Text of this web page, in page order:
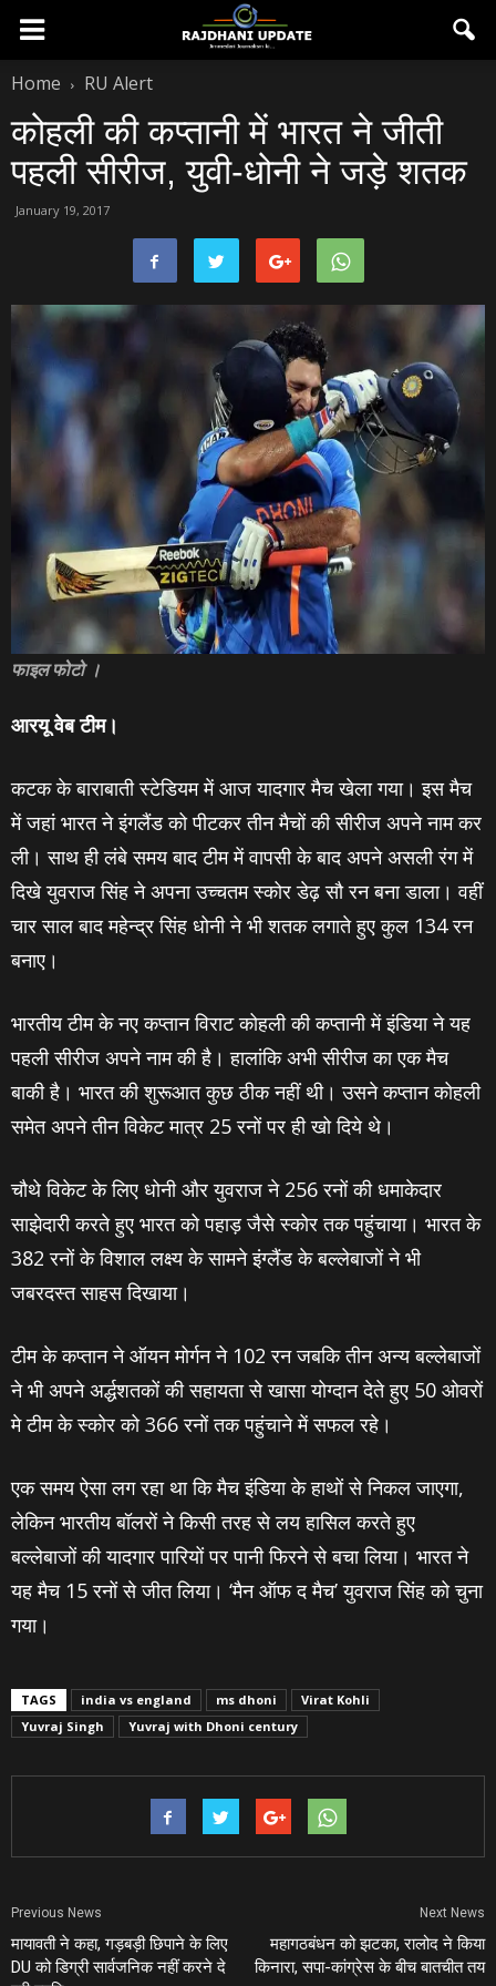
Home RU Alert
कोहली की कप्‍तानी में भारत ने जीती
पहली सीरीज, युवी-धोनी ने जड़े शतक
January 19, 2017
फाइल फोटो ।
आरयू वेब टीम।
कटक के बाराबाती स्‍टेडियम में आज यादगार मैच खेला गया। इस मैच
में जहां भारत ने इंगलैंड को पीटकर तीन मैचों की सीरीज अपने नाम कर
ली। साथ ही लंबे समय बाद टीम में वापसी के बाद अपने असली रंग में
दिखे युवराज सिंह ने अपना उच्‍चतम स्‍कोर डेढ़ सौ रन बना डाला। वहीं
चार साल बाद महेन्‍द्र सिंह धोनी ने भी शतक लगाते हुए कुल 134 रन
बनाए।
भारतीय टीम के नए कप्‍तान विराट कोहली की कप्‍तानी में इंडिया ने यह
पहली सीरीज अपने नाम की है। हालांकि अभी सीरीज का एक मैच
बाकी है। भारत की शुरूआत कुछ ठीक नहीं थी। उसने कप्‍तान कोहली
समेत अपने तीन विकेट मात्र 25 रनों पर ही खो दिये थे।
चौथे विकेट के लिए धोनी और युवराज ने 256 रनों की धमाकेदार
साझेदारी करते हुए भारत को पहाड़ जैसे स्‍कोर तक पहुंचाया। भारत के
382 रनों के विशाल लक्ष्‍य के सामने इंग्‍लैंड के बल्‍लेबाजों ने भी
जबरदस्‍त साहस दिखाया।
टीम के कप्‍तान ने ऑयन मोर्गन ने 102 रन जबकि तीन अन्‍य बल्‍लेबाजों
ने भी अपने अर्द्धशतकों की सहायता से खासा योग्‍दान देते हुए 50 ओवरों
मे टीम के स्‍कोर को 366 रनों तक पहुंचाने में सफल रहे।
एक समय ऐसा लग रहा था कि मैच इंडिया के हाथों से निकल जाएगा,
लेकिन भारतीय बॉलरों ने किसी तरह से लय हासिल करते हुए
बल्‍लेबाजों की यादगार पारियों पर पानी फिरने से बचा लिया। भारत ने
यह मैच 15 रनों से जीत लिया। ‘मैन ऑफ द मैच’ युवराज सिंह को चुना
गया।
TAGS india vs england ms dhoni
Virat Kohli
Yuvraj Singh
Yuvraj with Dhoni century
Previous News
मायावती ने कहा, गड़बड़ी छिपाने के लिए
DU को डिग्री सार्वजनिक नहीं करने दे
Next News
महागठबंधन को झटका, रालोद ने किया
किनारा, सपा-कांग्रेस के बीच बातचीत तय